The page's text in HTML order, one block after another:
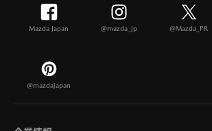
Mazda Japan @mazda_jp @Mazda_PR
@mazdajapan